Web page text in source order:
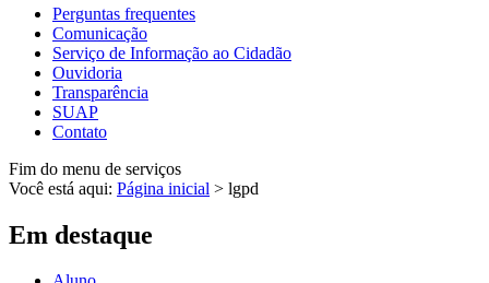
Perguntas frequentes
Comunicação
Serviço de Informação ao Cidadão
Ouvidoria
Transparência
SUAP
Contato
Fim do menu de serviços
Você está aqui: Página inicial > lgpd
Em destaque